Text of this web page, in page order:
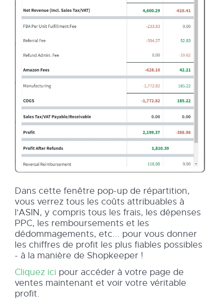
Dans cette fenêtre pop-up de répartition,
vous verrez tous les coûts attribuables à
l'ASIN, y compris tous les frais, les dépenses
PPC, les remboursements et les
dédommagements, etc... pour vous donner
les chiffres de profit les plus fiables possibles
- à la manière de Shopkeeper !
Cliquez ici pour accéder à votre page de
ventes maintenant et voir votre véritable
profit.